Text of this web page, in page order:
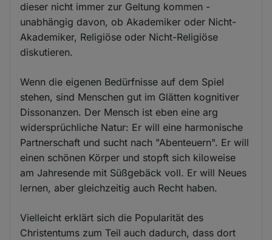
dieser nicht immer zur Geltung kommen -
unabhängig davon, ob Akademiker oder Nicht-
Akademiker, Religiöse oder Nicht-Religiöse
diskutieren.
Wenn die eigenen Bedürfnisse auf dem Spiel
stehen, sind Menschen gut im Glätten kognitiver
Dissonanzen. Der Mensch ist eben eine arg
widersprüchliche Natur: Er will eine harmonische
Partnerschaft und sucht nach "Abenteuern". Er will
einen schönen Körper und stopft sich kiloweise
am Jahresende mit Süßgebäck voll. Er will Neues
lernen, aber gleichzeitig auch Recht haben.
Vielleicht erklärt sich die Popularität des
Christentums zum Teil auch dadurch, dass dort